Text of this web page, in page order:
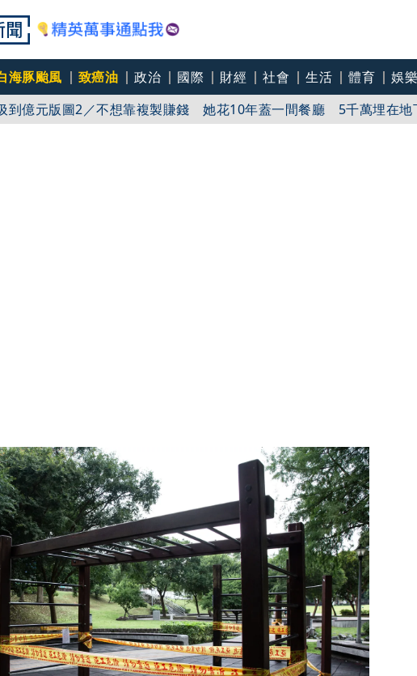
海豚颱風 致癌油 政治 國際 財經 社會 生活 體育 娛樂
到億元版圖2／不想靠複製賺錢 她花10年蓋一間餐廳 5千萬埋在地
到億元版圖3／開幕就失火 造景池成救命水 4千元一客餐 有人5